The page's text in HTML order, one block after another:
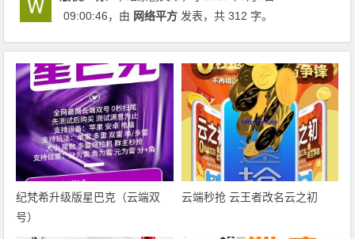
09:00:46，由 网络平方 发表，共 312 字。
纪梵希升级版星巴克（云端双
号）
云端秒抢 云王者改名云之初